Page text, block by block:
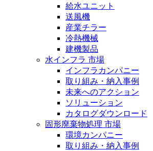
給水ユニット
送風機
産業チラー
冷熱機械
建機製品
水インフラ 市場
インフラカンパニー
取り組み・納入事例
未来へのアクション
ソリューション
カタログダウンロード
固形廃棄物処理 市場
環境カンパニー
取り組み・納入事例